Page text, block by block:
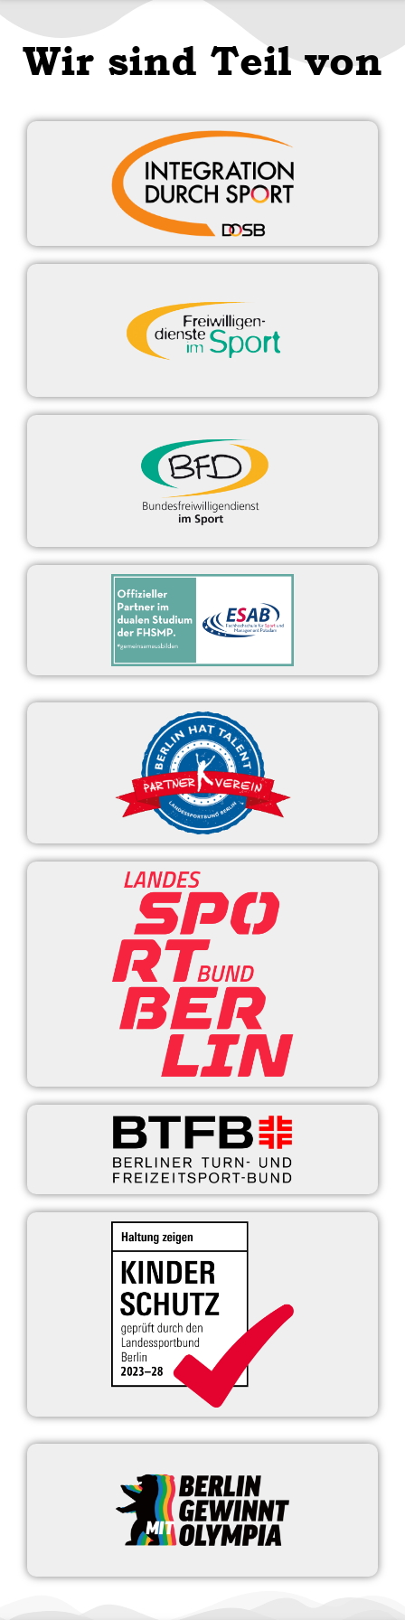
Wir sind Teil von